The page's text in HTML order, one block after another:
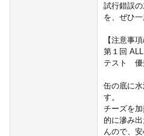
試行錯誤
を、ぜひ一
【注意事
第１回
テスト 優
缶の底に
す。
チーズを
的に滲み
んので、